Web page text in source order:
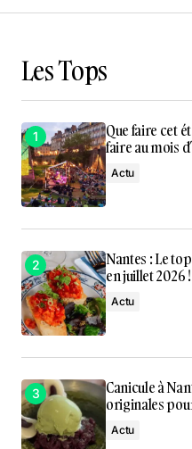
Les Tops
Que faire cet
faire au mois
Actu
Nantes : Le
en juillet 2026 !
Actu
Canicule à
originales
Actu